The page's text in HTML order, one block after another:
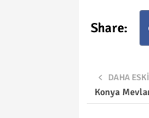
DAHA ESKI
Konya